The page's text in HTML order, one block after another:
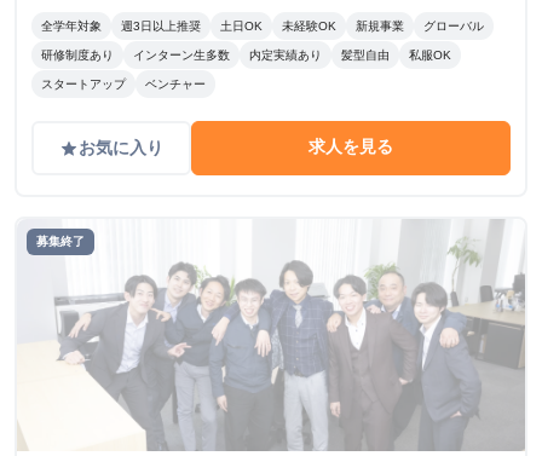
全学年対象 週3日以上推奨 土日OK 未経験OK 新規事業 グローバル
研修制度あり インターン生多数 内定実績あり 髪型自由 私服OK
スタートアップ ベンチャー
gradeお気に入り 求人を見る
募集終了